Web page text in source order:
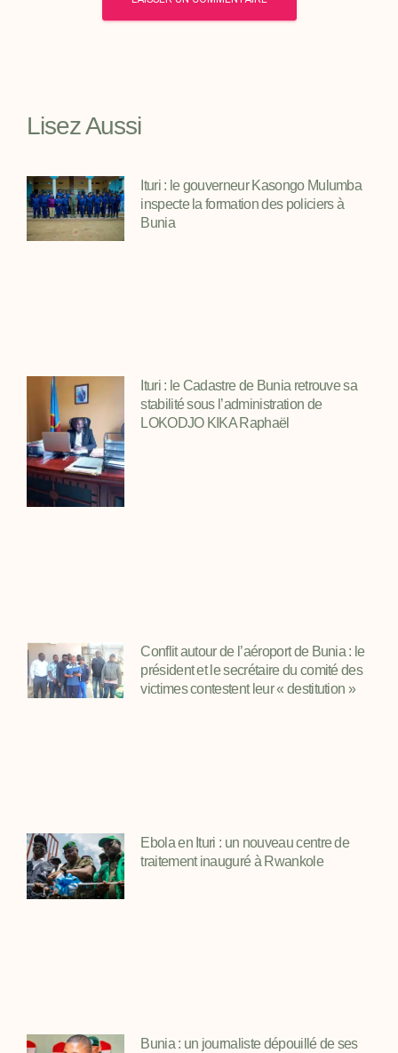
Lisez Aussi
Ituri : le gouverneur Kasongo Mulumba
inspecte la formation des policiers à
Bunia
Ituri : le Cadastre de Bunia retrouve sa
stabilité sous l’administration de
LOKODJO KIKA Raphaël
Conflit autour de l’aéroport de Bunia : le
président et le secrétaire du comité des
victimes contestent leur « destitution »
Ebola en Ituri : un nouveau centre de
traitement inauguré à Rwankole
Bunia : un journaliste dépouillé de ses